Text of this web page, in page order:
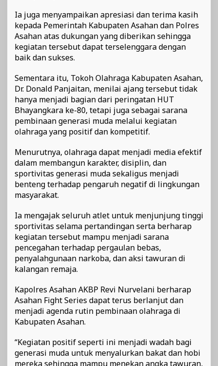
Ia juga menyampaikan apresiasi dan terima kasih
kepada Pemerintah Kabupaten Asahan dan Polres
Asahan atas dukungan yang diberikan sehingga
kegiatan tersebut dapat terselenggara dengan
baik dan sukses.
Sementara itu, Tokoh Olahraga Kabupaten Asahan,
Dr. Donald Panjaitan, menilai ajang tersebut tidak
hanya menjadi bagian dari peringatan HUT
Bhayangkara ke-80, tetapi juga sebagai sarana
pembinaan generasi muda melalui kegiatan
olahraga yang positif dan kompetitif.
Menurutnya, olahraga dapat menjadi media efektif
dalam membangun karakter, disiplin, dan
sportivitas generasi muda sekaligus menjadi
benteng terhadap pengaruh negatif di lingkungan
masyarakat.
Ia mengajak seluruh atlet untuk menjunjung tinggi
sportivitas selama pertandingan serta berharap
kegiatan tersebut mampu menjadi sarana
pencegahan terhadap pergaulan bebas,
penyalahgunaan narkoba, dan aksi tawuran di
kalangan remaja.
Kapolres Asahan AKBP Revi Nurvelani berharap
Asahan Fight Series dapat terus berlanjut dan
menjadi agenda rutin pembinaan olahraga di
Kabupaten Asahan.
“Kegiatan positif seperti ini menjadi wadah bagi
generasi muda untuk menyalurkan bakat dan hobi
mereka sehingga mampu menekan angka tawuran,